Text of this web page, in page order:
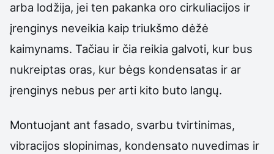
arba lodžija, jei ten pakanka oro cirkuliacijos ir
įrenginys neveikia kaip triukšmo dėžė
kaimynams. Tačiau ir čia reikia galvoti, kur bus
nukreiptas oras, kur bėgs kondensatas ir ar
įrenginys nebus per arti kito buto langų.
Montuojant ant fasado, svarbu tvirtinimas,
vibracijos slopinimas, kondensato nuvedimas ir